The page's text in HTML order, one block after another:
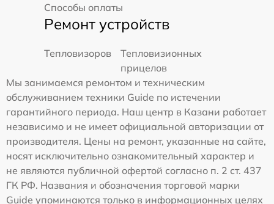
Способы оплаты
Ремонт устройств
Тепловизоров
Тепловизионных
прицелов
Мы занимаемся ремонтом и техническим
обслуживанием техники Guide по истечении
гарантийного периода. Наш центр в Казани работает
независимо и не имеет официальной авторизации от
производителя. Цены на ремонт, указанные на сайте,
носят исключительно ознакомительный характер и
не являются публичной офертой согласно п. 2 ст. 437
ГК РФ. Названия и обозначения торговой марки
Guide упоминаются только в информационных целях